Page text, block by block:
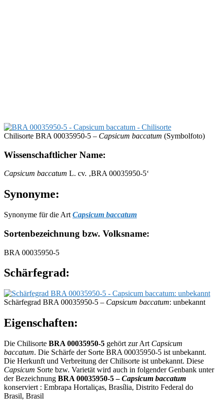
Chilisorte BRA 00035950-5 – Capsicum baccatum (Symbolfoto)
Wissenschaftlicher Name:
Capsicum baccatum L. cv. ‚BRA 00035950-5‘
Synonyme:
Synonyme für die Art Capsicum baccatum
Sortenbezeichnung bzw. Volksname:
BRA 00035950-5
Schärfegrad:
Schärfegrad BRA 00035950-5 – Capsicum baccatum: unbekannt
Eigenschaften:
Die Chilisorte BRA 00035950-5 gehört zur Art Capsicum
baccatum. Die Schärfe der Sorte BRA 00035950-5 ist unbekannt.
Die Herkunft und Verbreitung der Chilisorte ist unbekannt. Diese
Capsicum Sorte bzw. Varietät wird auch in folgender Genbank unter
der Bezeichnung BRA 00035950-5 –Capsicum baccatum
konserviert : Embrapa Hortaliças, Brasília, Distrito Federal do
Brasil, Brasil